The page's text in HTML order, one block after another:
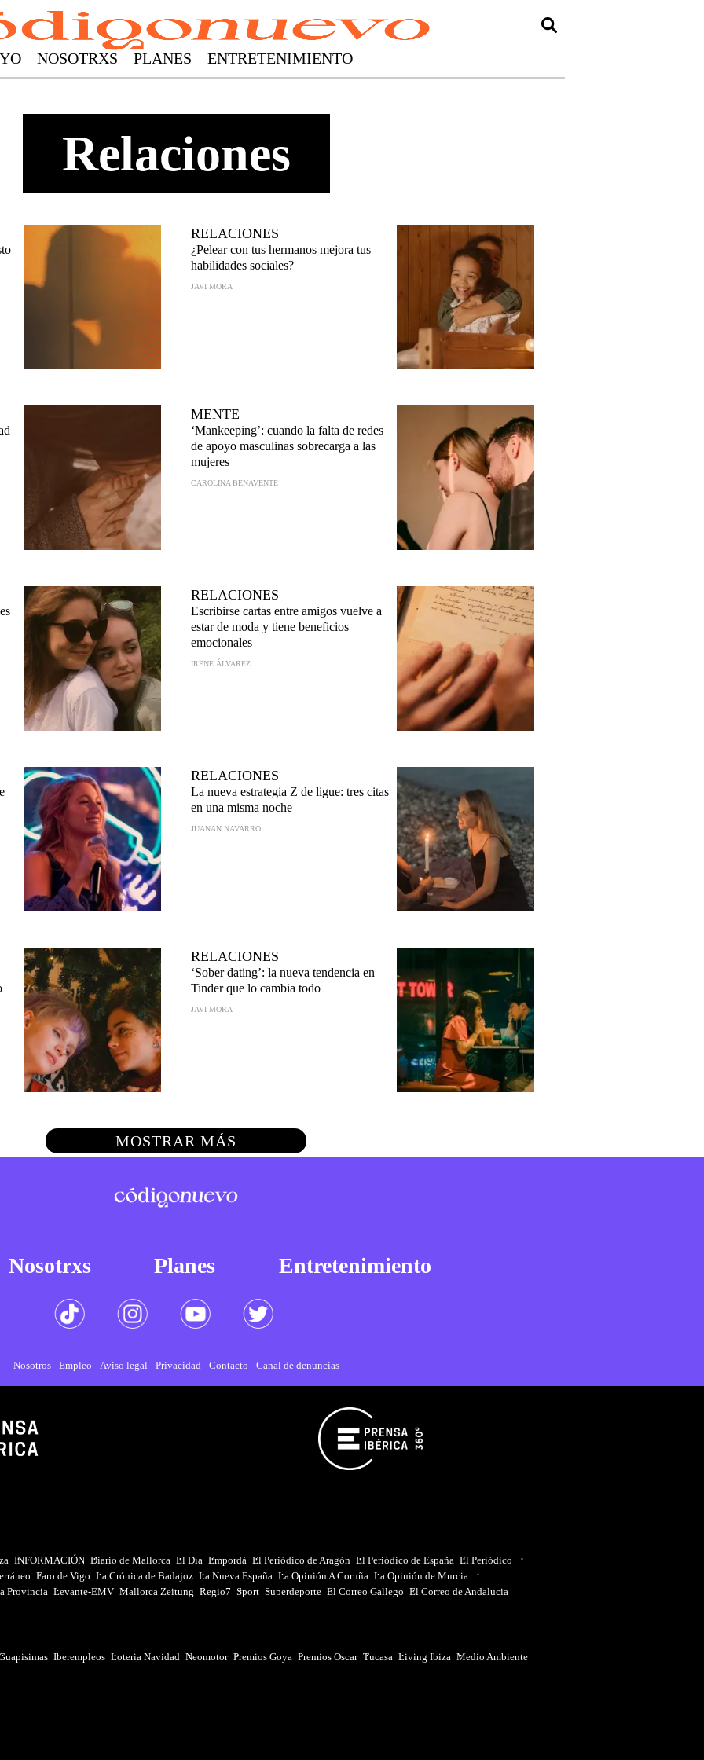
YO NOSOTRXS PLANES ENTRETENIMIENTO
Relaciones
RELACIONES
¿Pelear con tus hermanos mejora tus
habilidades sociales?
JAVI MORA
MENTE
‘Mankeeping’: cuando la falta de redes
de apoyo masculinas sobrecarga a las
mujeres
CAROLINA BENAVENTE
RELACIONES
Escribirse cartas entre amigos vuelve a
estar de moda y tiene beneficios
emocionales
IRENE ÁLVAREZ
RELACIONES
La nueva estrategia Z de ligue: tres citas
en una misma noche
JUANAN NAVARRO
RELACIONES
‘Sober dating’: la nueva tendencia en
Tinder que lo cambia todo
JAVI MORA
MOSTRAR MÁS
Nosotrxs Planes Entretenimiento
Nosotros Empleo Aviso legal Privacidad Contacto Canal de denuncias
INFORMACIÓN Diario de Mallorca El Día Empordà El Periódico de Aragón El Periódico de España El Periódico
Faro de Vigo La Crónica de Badajoz La Nueva España La Opinión A Coruña La Opinión de Murcia
Provincia Levante-EMV Mallorca Zeitung Regio7 Sport Superdeporte El Correo Gallego El Correo de Andalucia
Iberempleos Loteria Navidad Neomotor Premios Goya Premios Oscar Tucasa Living Ibiza Medio Ambiente